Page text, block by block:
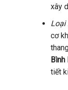
xây
Loại
cơ
Bình
tiết